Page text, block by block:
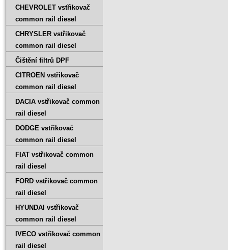
CHEVROLET vstřikovač
common rail diesel
CHRYSLER vstřikovač
common rail diesel
Čištění filtrů DPF
CITROEN vstřikovač
common rail diesel
DACIA vstřikovač common
rail diesel
DODGE vstřikovač
common rail diesel
FIAT vstřikovač common
rail diesel
FORD vstřikovač common
rail diesel
HYUNDAI vstřikovač
common rail diesel
IVECO vstřikovač common
rail diesel